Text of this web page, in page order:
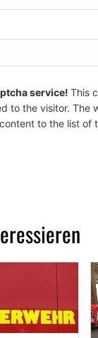
service! This
to the visitor. The
to the list of